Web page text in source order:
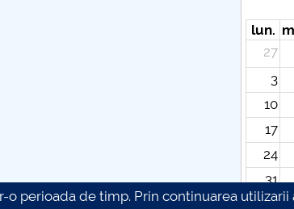
lun.
27
3
10
17
24
31
perioada de timp. Prin continuarea